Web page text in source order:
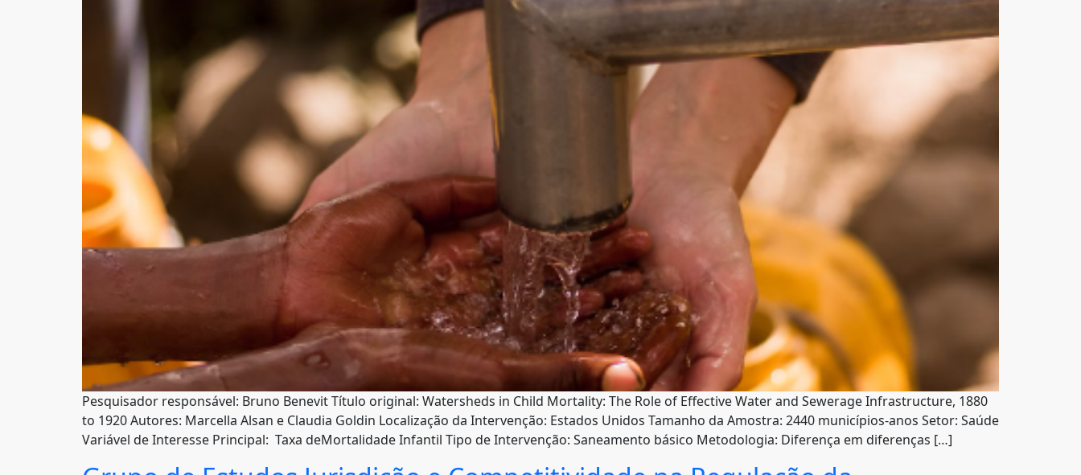
Pesquisador responsável: Bruno Benevit Título original: Watersheds in Child Mortality: The Role of Effective Water and Sewerage Infrastructure, 1880
to 1920 Autores: Marcella Alsan e Claudia Goldin Localização da Intervenção: Estados Unidos Tamanho da Amostra: 2440 municípios-anos Setor: Saúde
Variável de Interesse Principal: Taxa deMortalidade Infantil Tipo de Intervenção: Saneamento básico Metodologia: Diferença em diferenças […]